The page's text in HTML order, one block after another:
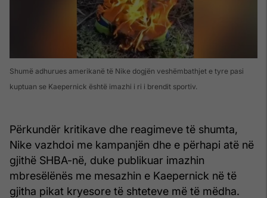
Shumë adhurues amerikanë të Nike dogjën veshëmbathjet e tyre pasi
kuptuan se Kaepernick është imazhi i ri i brendit sportiv.
Përkundër kritikave dhe reagimeve të shumta,
Nike vazhdoi me kampanjën dhe e përhapi atë në
gjithë SHBA-në, duke publikuar imazhin
mbresëlënës me mesazhin e Kaepernick në të
gjitha pikat kryesore të shteteve më të mëdha.